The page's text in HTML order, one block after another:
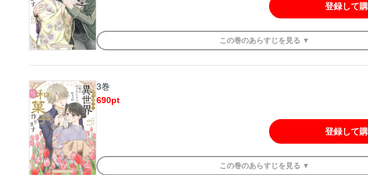
登録して
この巻のあらすじを 見る ▼
3巻
690pt
登録して
この巻のあらすじを 見る ▼